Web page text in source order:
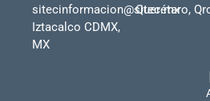
sitecinformacion@sitec.mx
Iztacalco CDMX,
MX
Querétaro,